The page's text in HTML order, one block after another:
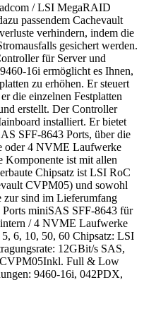
/ LSI MegaRAID
passendem Cachevault
verhindern, indem die
gesichert werden.
für Server und
16i ermöglicht es Ihnen,
zu erhöhen. Er steuert
die einzelnen Festplatten
erstellt. Der Controller
installiert. Er bietet
SFF-8643 Ports, über die
oder 4 NVME Laufwerke
Komponente ist mit allen
Chipsatz ist LSI RoC
CVPM05) und sowohl
sind im Lieferumfang
Ports miniSAS SFF-8643 für
/ 4 NVME Laufwerke
6, 10, 50, 60 Chipsatz: LSI
12GBit/s SAS,
Full & Low
9460-16i, 042PDX,